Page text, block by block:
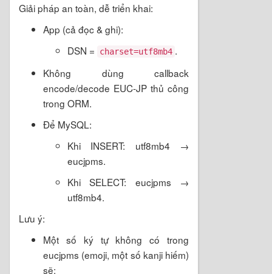
Giải pháp an toàn, dễ triển khai:
App (cả đọc & ghi):
DSN =
charset=utf8mb4 .
Không dùng callback
encode/decode EUC-JP thủ công
trong ORM.
Để MySQL:
Khi INSERT: utf8mb4 →
eucjpms.
Khi SELECT: eucjpms →
utf8mb4.
Lưu ý:
Một số ký tự không có trong
eucjpms (emoji, một số kanji hiếm)
sẽ: